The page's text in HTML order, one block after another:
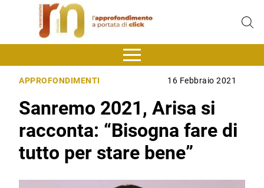
APPROFONDIMENTI 16 Febbraio 2021
Sanremo 2021, Arisa si
racconta: “Bisogna fare di
tutto per stare bene”